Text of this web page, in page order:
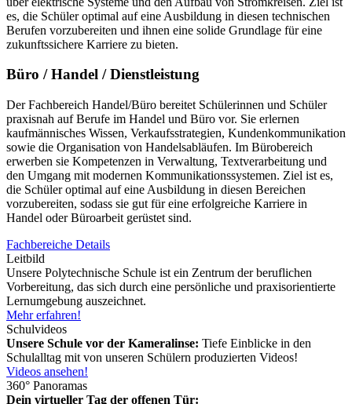
es, die Schüler optimal auf eine Ausbildung in diesen technischen
Berufen vorzubereiten und ihnen eine solide Grundlage für eine
zukunftssichere Karriere zu bieten.
Büro / Handel / Dienstleistung
Der Fachbereich Handel/Büro bereitet Schülerinnen und Schüler
praxisnah auf Berufe im Handel und Büro vor. Sie erlernen
kaufmännisches Wissen, Verkaufsstrategien, Kundenkommunikation
sowie die Organisation von Handelsabläufen. Im Bürobereich
erwerben sie Kompetenzen in Verwaltung, Textverarbeitung und
den Umgang mit modernen Kommunikationssystemen. Ziel ist es,
die Schüler optimal auf eine Ausbildung in diesen Bereichen
vorzubereiten, sodass sie gut für eine erfolgreiche Karriere in
Handel oder Büroarbeit gerüstet sind.
Fachbereiche Details
Leitbild
Unsere Polytechnische Schule ist ein Zentrum der beruflichen
Vorbereitung, das sich durch eine persönliche und praxisorientierte
Lernumgebung auszeichnet.
Mehr erfahren!
Schulvideos
Unsere Schule vor der Kameralinse: Tiefe Einblicke in den
Schulalltag mit von unseren Schülern produzierten Videos!
Videos ansehen!
360° Panoramas
Dein virtueller Tag der offenen Tür: